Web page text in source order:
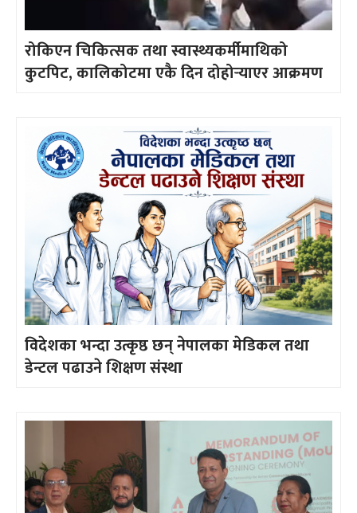
रोकिएन चिकित्सक तथा स्वास्थ्यकर्मीमाथिको
कुटपिट, कालिकोटमा एकै दिन दोहोर्‍याएर आक्रमण
विदेशका भन्दा उत्कृष्ठ छन् नेपालका मेडिकल तथा
डेन्टल पढाउने शिक्षण संस्था